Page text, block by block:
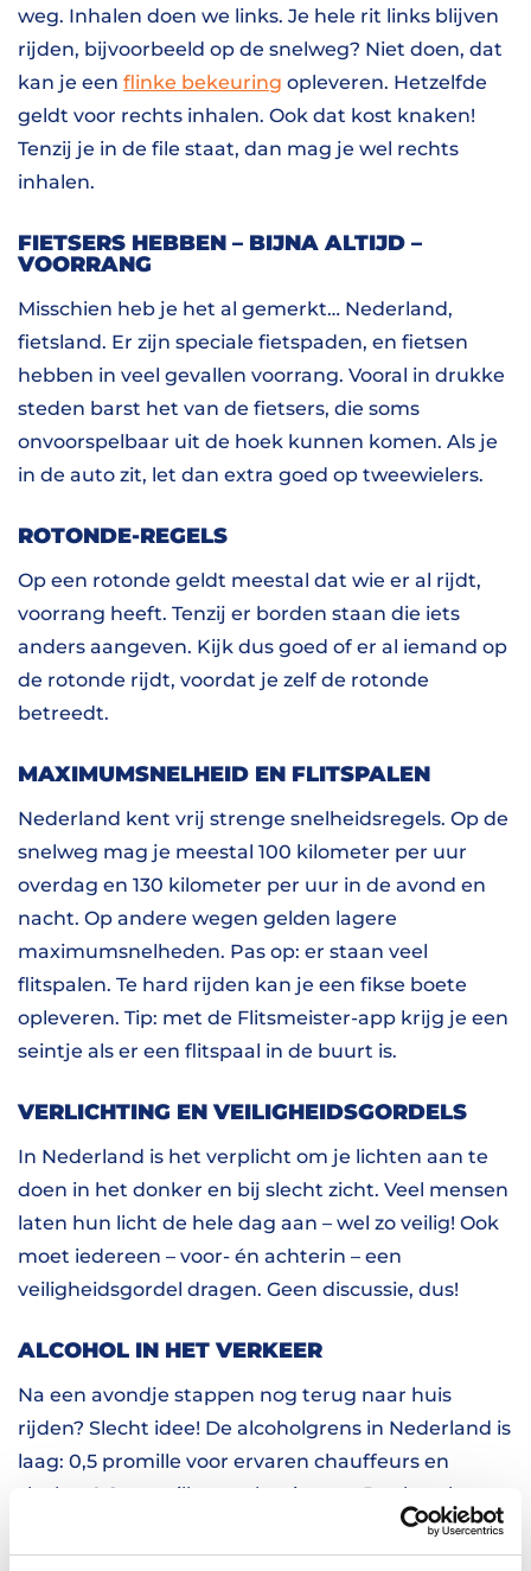
weg. Inhalen doen we links. Je hele rit links blijven
rijden, bijvoorbeeld op de snelweg? Niet doen, dat
kan je een flinke bekeuring opleveren. Hetzelfde
geldt voor rechts inhalen. Ook dat kost knaken!
Tenzij je in de file staat, dan mag je wel rechts
inhalen.
FIETSERS HEBBEN – BIJNA ALTIJD –
VOORRANG
Misschien heb je het al gemerkt… Nederland,
fietsland. Er zijn speciale fietspaden, en fietsen
hebben in veel gevallen voorrang. Vooral in drukke
steden barst het van de fietsers, die soms
onvoorspelbaar uit de hoek kunnen komen. Als je
in de auto zit, let dan extra goed op tweewielers.
ROTONDE-REGELS
Op een rotonde geldt meestal dat wie er al rijdt,
voorrang heeft. Tenzij er borden staan die iets
anders aangeven. Kijk dus goed of er al iemand op
de rotonde rijdt, voordat je zelf de rotonde
betreedt.
MAXIMUMSNELHEID EN FLITSPALEN
Nederland kent vrij strenge snelheidsregels. Op de
snelweg mag je meestal 100 kilometer per uur
overdag en 130 kilometer per uur in de avond en
nacht. Op andere wegen gelden lagere
maximumsnelheden. Pas op: er staan veel
flitspalen. Te hard rijden kan je een fikse boete
opleveren. Tip: met de Flitsmeister-app krijg je een
seintje als er een flitspaal in de buurt is.
VERLICHTING EN VEILIGHEIDSGORDELS
In Nederland is het verplicht om je lichten aan te
doen in het donker en bij slecht zicht. Veel mensen
laten hun licht de hele dag aan – wel zo veilig! Ook
moet iedereen – voor- én achterin – een
veiligheidsgordel dragen. Geen discussie, dus!
ALCOHOL IN HET VERKEER
Na een avondje stappen nog terug naar huis
rijden? Slecht idee! De alcoholgrens in Nederland is
laag: 0,5 promille voor ervaren chauffeurs en
slechts 0,2 promille voor beginners. Dat betekent
dat één biertje of wijntje soms al te veel is. Laat
alcohol dus links liggen als je nog moet rijden. Rijd